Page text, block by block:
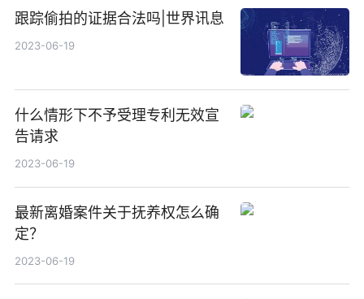
跟踪偷拍的证据合法吗|世界讯息
2023-06-19
什么情形下不予受理专利无效宣
告请求
2023-06-19
最新离婚案件关于抚养权怎么确
定？
2023-06-19